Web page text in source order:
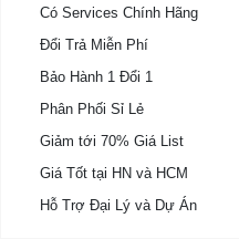
Có Services Chính Hãng
Đổi Trả Miễn Phí
Bảo Hành 1 Đổi 1
Phân Phối Sỉ Lẻ
Giảm tới 70% Giá List
Giá Tốt tại HN và HCM
Hỗ Trợ Đại Lý và Dự Án